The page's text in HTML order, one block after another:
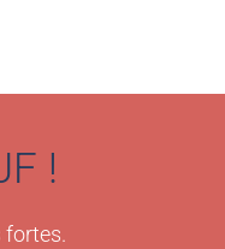
!
fortes.